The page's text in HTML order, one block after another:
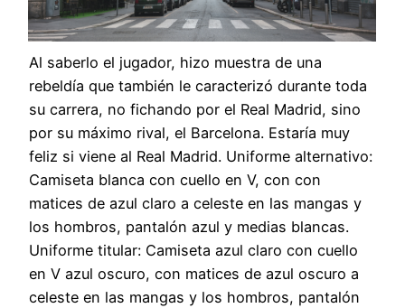
Al saberlo el jugador, hizo muestra de una
rebeldía que también le caracterizó durante toda
su carrera, no fichando por el Real Madrid, sino
por su máximo rival, el Barcelona. Estaría muy
feliz si viene al Real Madrid. Uniforme alternativo:
Camiseta blanca con cuello en V, con con
matices de azul claro a celeste en las mangas y
los hombros, pantalón azul y medias blancas.
Uniforme titular: Camiseta azul claro con cuello
en V azul oscuro, con matices de azul oscuro a
celeste en las mangas y los hombros, pantalón